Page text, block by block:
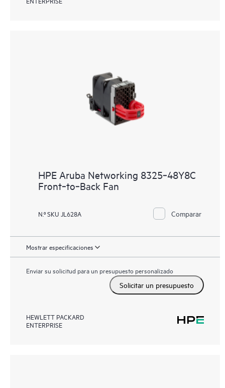
HPE Aruba Networking 8325‑48Y8C
Front‑to‑Back Fan
N.º SKU JL628A Comparar
Mostrar especificaciones
Enviar su solicitud para un presupuesto personalizado
Solicitar un presupuesto
HEWLETT PACKARD
ENTERPRISE